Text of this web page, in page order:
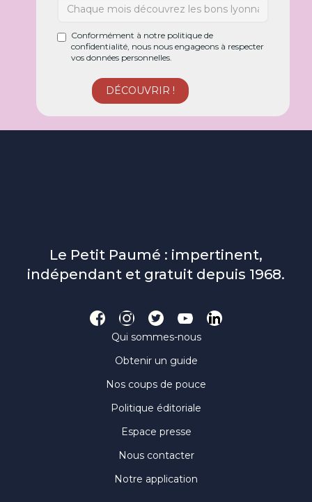
Conformément à notre politique de
confidentialité, nous nous engageons à respecter
vos données personnelles.
Le Petit Paumé : impertinent,
indépendant et gratuit depuis 1968.
Qui sommes-nous
Obtenir un guide
Nos coups de pouce
Politique éditoriale
Espace presse
Nous contacter
Notre application